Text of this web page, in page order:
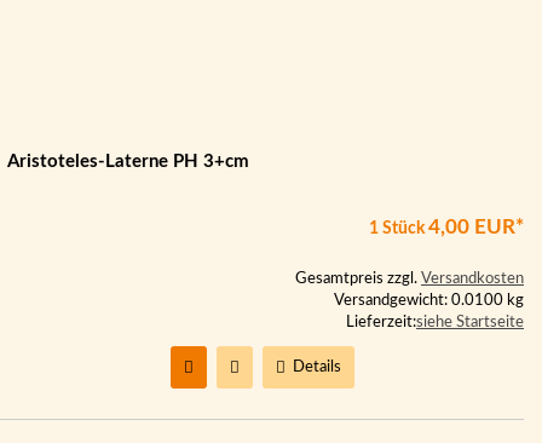
Aristoteles-Laterne PH 3+cm
1 Stück4,00 EUR*
Gesamtpreis zzgl. Versandkosten
Versandgewicht: 0.0100 kg
Lieferzeit:siehe Startseite
Details